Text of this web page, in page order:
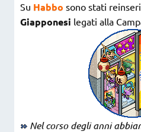
Su Habbo sono stati
Giapponesi legati alla
Nel corso degli anni